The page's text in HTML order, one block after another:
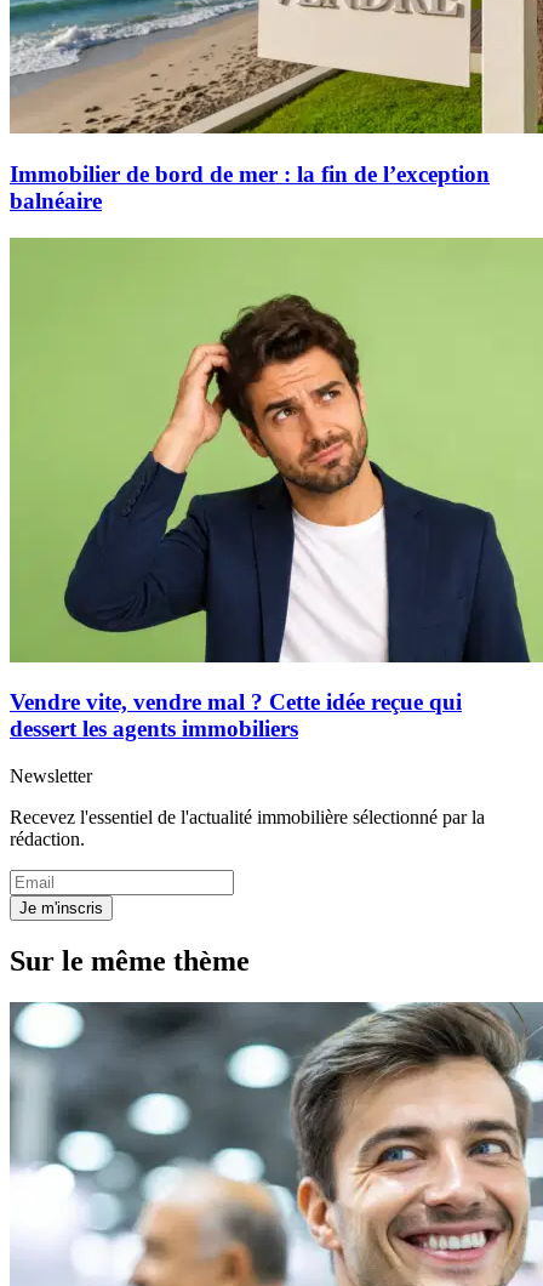
Immobilier de bord de mer : la fin de l’exception
balnéaire
Vendre vite, vendre mal ? Cette idée reçue qui
dessert les agents immobiliers
Newsletter
Recevez l'essentiel de l'actualité immobilière sélectionné par la
rédaction.
Je m'inscris
Sur le même thème